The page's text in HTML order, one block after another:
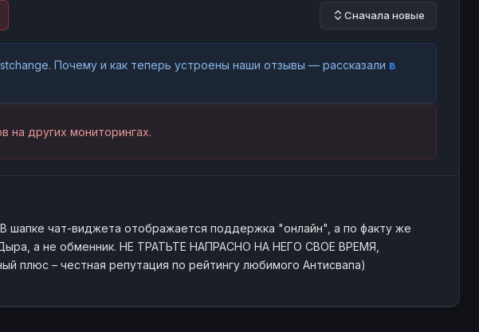
Сначала новые
Почему и как теперь устроены наши отзывы — рассказали в
на других мониторингах.
шапке чат-виджета отображается поддержка "онлайн", а по факту же
а не обменник. НЕ ТРАТЬТЕ НАПРАСНО НА НЕГО СВОЕ ВРЕМЯ,
– честная репутация по рейтингу любимого Антисвапа)